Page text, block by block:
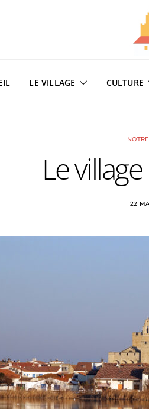
LE VILLAGE CULTURE
Le
22